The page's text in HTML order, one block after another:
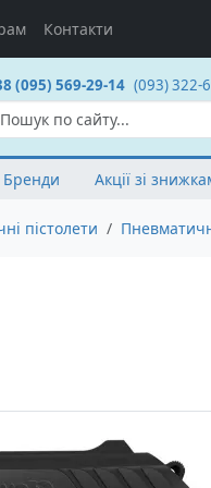
Контакти
(095) 569-29-14 (093) 322-
Бренди Акції зі
пістолети